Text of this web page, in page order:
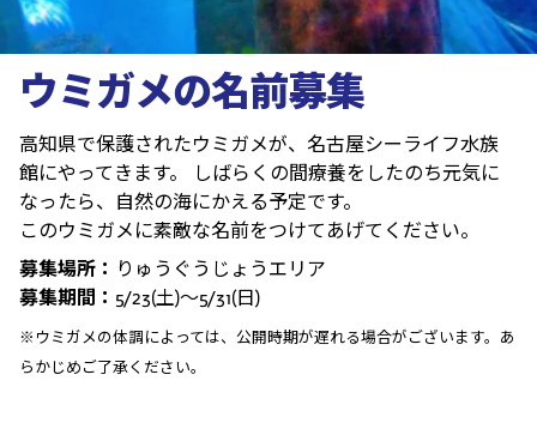
ウミガメの名前募集
高知県で保護されたウミガメが、名古屋シーライフ水族
館にやってきます。 しばらくの間療養をしたのち元気に
なったら、自然の海にかえる予定です。
このウミガメに素敵な名前をつけてあげてください。
募集場所： りゅうぐうじょうエリア
募集期間： 5/23(土)～5/31(日)
※ウミガメの体調によっては、公開時期が遅れる場合がございます。あ
らかじめご了承ください。